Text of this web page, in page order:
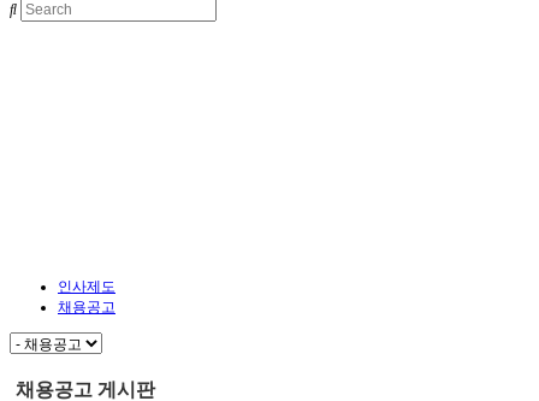
인사제도
채용공고
채용공고 게시판